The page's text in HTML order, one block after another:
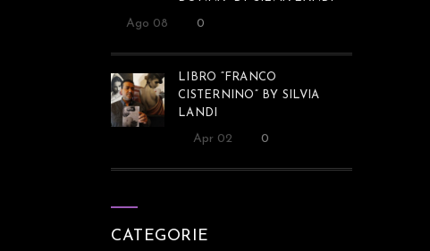
Ago 08 0
LIBRO “FRANCO
CISTERNINO” BY SILVIA
LANDI
Apr 02 0
CATEGORIE